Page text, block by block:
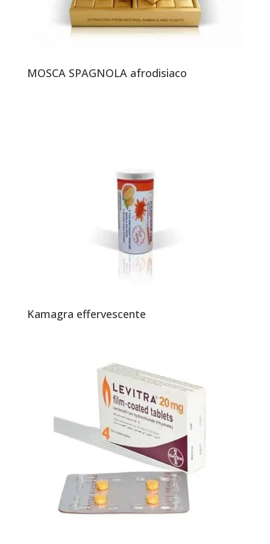
MOSCA SPAGNOLA afrodisiaco
Kamagra effervescente